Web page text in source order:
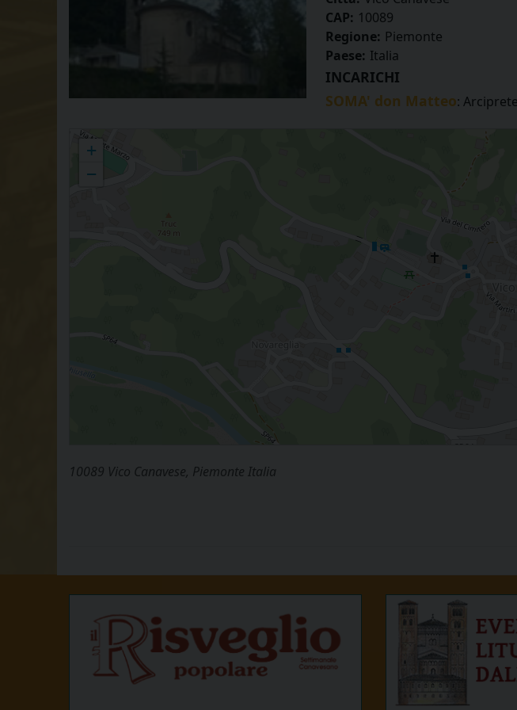
CAP: 10089
Regione: Piemonte
Paese: Italia
INCARICHI
SOMA' don Matteo: Arciprete
VICO - San Giovanni Battista
+
−
10089 Vico Canavese, Piemonte Italia